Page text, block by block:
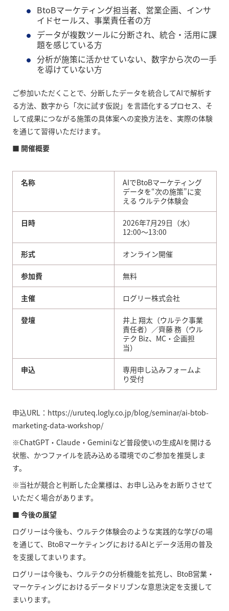
BtoBマーケティング担当者、営業企画、インサ
イドセールス、事業責任者の方
データが複数ツールに分断され、統合・活用に課
題を感じている方
分析が施策に活かせていない、数字から次の一手
を導けていない方
ご参加いただくことで、分断したデータを統合してAIで解析す
る方法、数字から「次に試す仮説」を言語化するプロセス、そ
して成果につながる施策の具体案への変換方法を、実際の体験
を通じて習得いただけます。
■ 開催概要
名称
AIでBtoBマーケティング
データを“次の施策”に変
える ウルテク体験会
日時
2026年7月29日（水）
12:00〜13:00
形式 オンライン開催
参加費 無料
主催 ログリー株式会社
登壇
井上 翔太（ウルテク事業
責任者）／齊藤 務（ウル
テク Biz、MC・企画担
当）
申込
専用申し込みフォームよ
り受付
申込URL：https://uruteq.logly.co.jp/blog/seminar/ai-btob-
marketing-data-workshop/
※ChatGPT・Claude・Geminiなど普段使いの生成AIを開ける
状態、かつファイルを読み込める環境でのご参加を推奨しま
す。
※当社が競合と判断した企業様は、お申し込みをお断りさせて
いただく場合があります。
■ 今後の展望
ログリーは今後も、ウルテク体験会のような実践的な学びの場
を通じて、BtoBマーケティングにおけるAIとデータ活用の普及
を支援してまいります。
ログリーは今後も、ウルテクの分析機能を拡充し、BtoB営業・
マーケティングにおけるデータドリブンな意思決定を支援して
まいります。